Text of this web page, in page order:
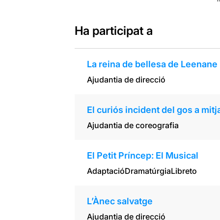
Ha participat a
La reina de bellesa de Leenane
Ajudantia de direcció
El curiós incident del gos a
Ajudantia de coreografia
El Petit Príncep: El Musical
AdaptacióDramatúrgiaLibreto
L’Ànec salvatge
Ajudantia de direcció